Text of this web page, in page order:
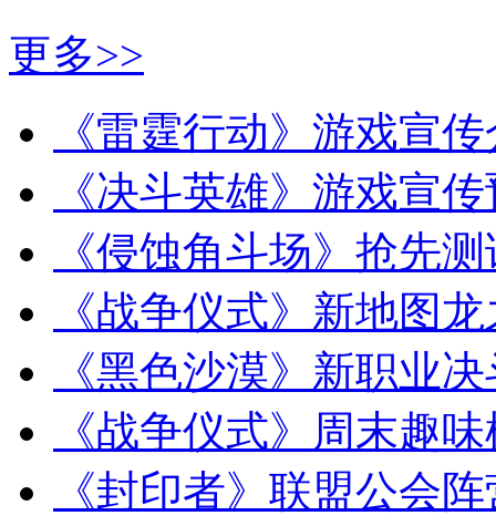
更多>>
《雷霆行动》游戏宣
《决斗英雄》游戏宣
《侵蚀角斗场》抢先
《战争仪式》新地图
《黑色沙漠》新职业
《战争仪式》周末趣
《封印者》联盟公会